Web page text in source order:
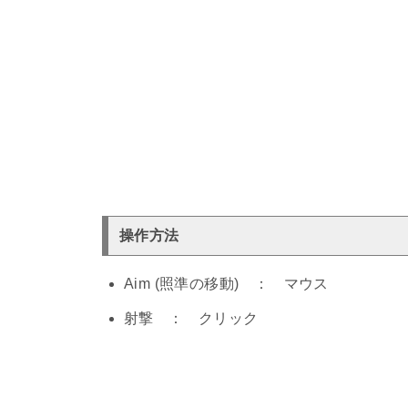
操作方法
Aim (照準の移動) ： マウス
射撃 ： クリック